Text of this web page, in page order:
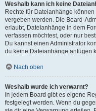
Weshalb kann ich keine
Rechte für Dateianhänge
vergeben werden. Die Board-
erlaubt, Dateianhänge in dem
verfassen möchtest, oder nur
Du kannst einen Administrator
du keine Dateianhänge anfügen
Nach oben
Weshalb wurde ich verwarnt?
In jedem Board gibt es eigene
festgelegt werden. Wenn du